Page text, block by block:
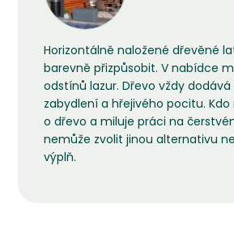
Horizontálně naložené dřevěné
barevně přizpůsobit. V nabídce
odstínů lazur. Dřevo vždy
zabydlení a hřejivého pocitu. Kdo
o dřevo a miluje práci na
nemůže zvolit jinou alternativu
výplň.